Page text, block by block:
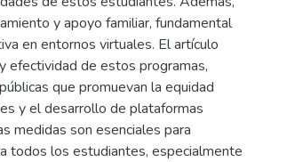
y apoyo familiar, fundamental
en entornos virtuales. El artículo
efectividad de estos programas,
que promuevan la equidad
y el desarrollo de plataformas
medidas son esenciales para
todos los estudiantes, especialmente